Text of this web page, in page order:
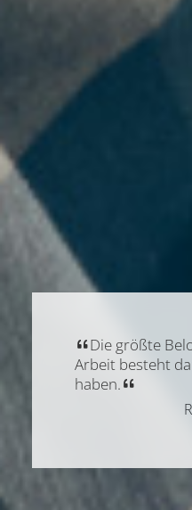
Die größte
Arbeit besteht
haben.